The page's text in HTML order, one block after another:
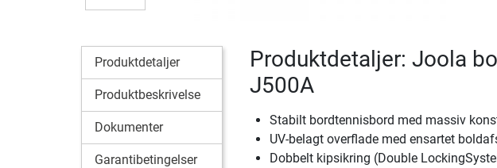
Produktdetaljer
Produktbeskrivelse
Dokumenter
Garantibetingelser
Produktdetaljer: Joola
J500A
Stabilt bordtennisbord med massiv
UV-belagt overflade med ensartet
Dobbelt kipsikring (Double